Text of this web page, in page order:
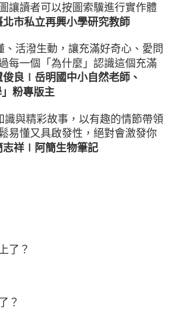
讓讀者可以按圖索驥進行實作體
市私立再興小學研究教師
、活潑生動，讓充滿好奇心、愛問
每一個「為什麼」認識這個充滿
良∣岳明國中小自然老師、
粉專版主
識與精彩故事，以有趣的情節帶領
易懂又具啟發性，絕對會激發你
祥∣阿簡生物筆記
了？
？